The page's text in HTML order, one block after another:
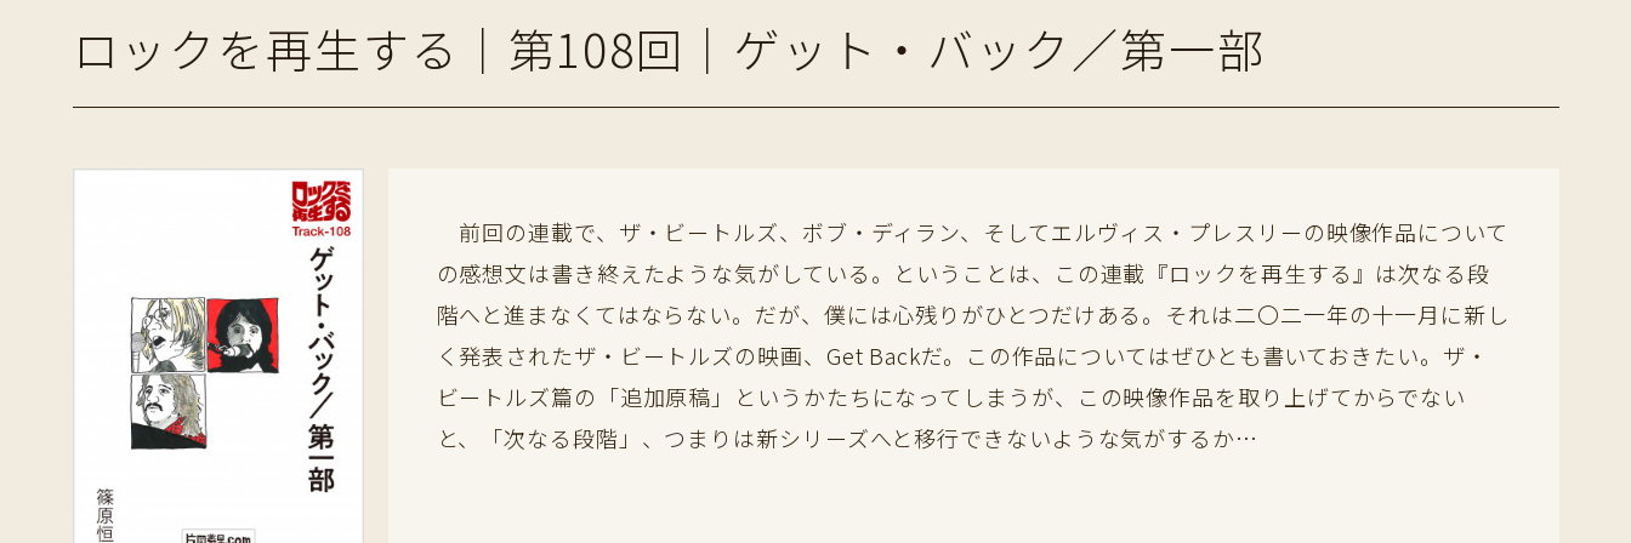
ロックを再生する｜第108回｜ゲット・バック／第一部
前回の連載で、ザ・ビートルズ、ボブ・ディラン、そしてエルヴィス・プレスリーの映像作品について
の感想文は書き終えたような気がしている。ということは、この連載『ロックを再生する』は次なる段
階へと進まなくてはならない。だが、僕には心残りがひとつだけある。それは二〇二一年の十一月に新し
く発表されたザ・ビートルズの映画、Get Backだ。この作品についてはぜひとも書いておきたい。ザ・
ビートルズ篇の「追加原稿」というかたちになってしまうが、この映像作品を取り上げてからでない
と、「次なる段階」、つまりは新シリーズへと移行できないような気がするか…